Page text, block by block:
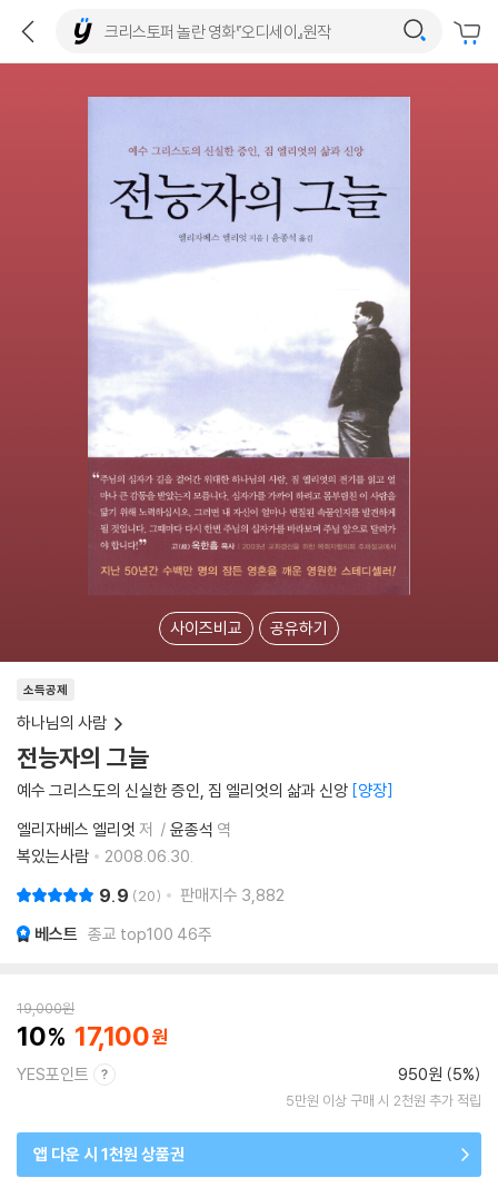
사이즈비교 공유하기
소득공제
하나님의 사람
전능자의 그늘
예수 그리스도의 신실한 증인, 짐 엘리엇의 삶과 신앙 양장
엘리자베스 엘리엇 저 윤종석 역
복있는사람
2008.06.30.
9.9 20 판매지수 3,882
베스트 종교 top100 46주
19,000원
10 17,100
YES포인트 950원 (5%)
5만원 이상 구매 시 2천원 추가 적립
앱 다운 시 1천원 상품권